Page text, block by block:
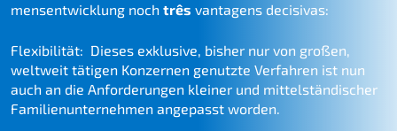
mens­ent­wick­lung noch três vanta­gens decisivas:
Flexi­bi­li­tät: Dieses exklu­si­ve, bisher nur von großen,
weltweit tätigen Konzer­nen genutz­te Verfah­ren ist nun
auch an die Anfor­de­run­gen kleiner und mittel­stän­di­scher
Famili­en­un­ter­neh­men angepasst worden.